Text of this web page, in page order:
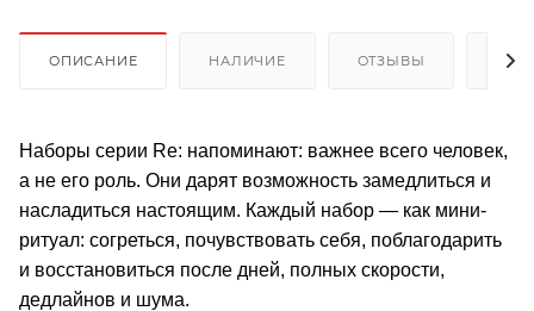
ОПИСАНИЕ НАЛИЧИЕ ОТЗЫВЫ
Наборы серии Re: напоминают: важнее всего человек,
а не его роль. Они дарят возможность замедлиться и
насладиться настоящим. Каждый набор — как мини-
ритуал: согреться, почувствовать себя, поблагодарить
и восстановиться после дней, полных скорости,
дедлайнов и шума.